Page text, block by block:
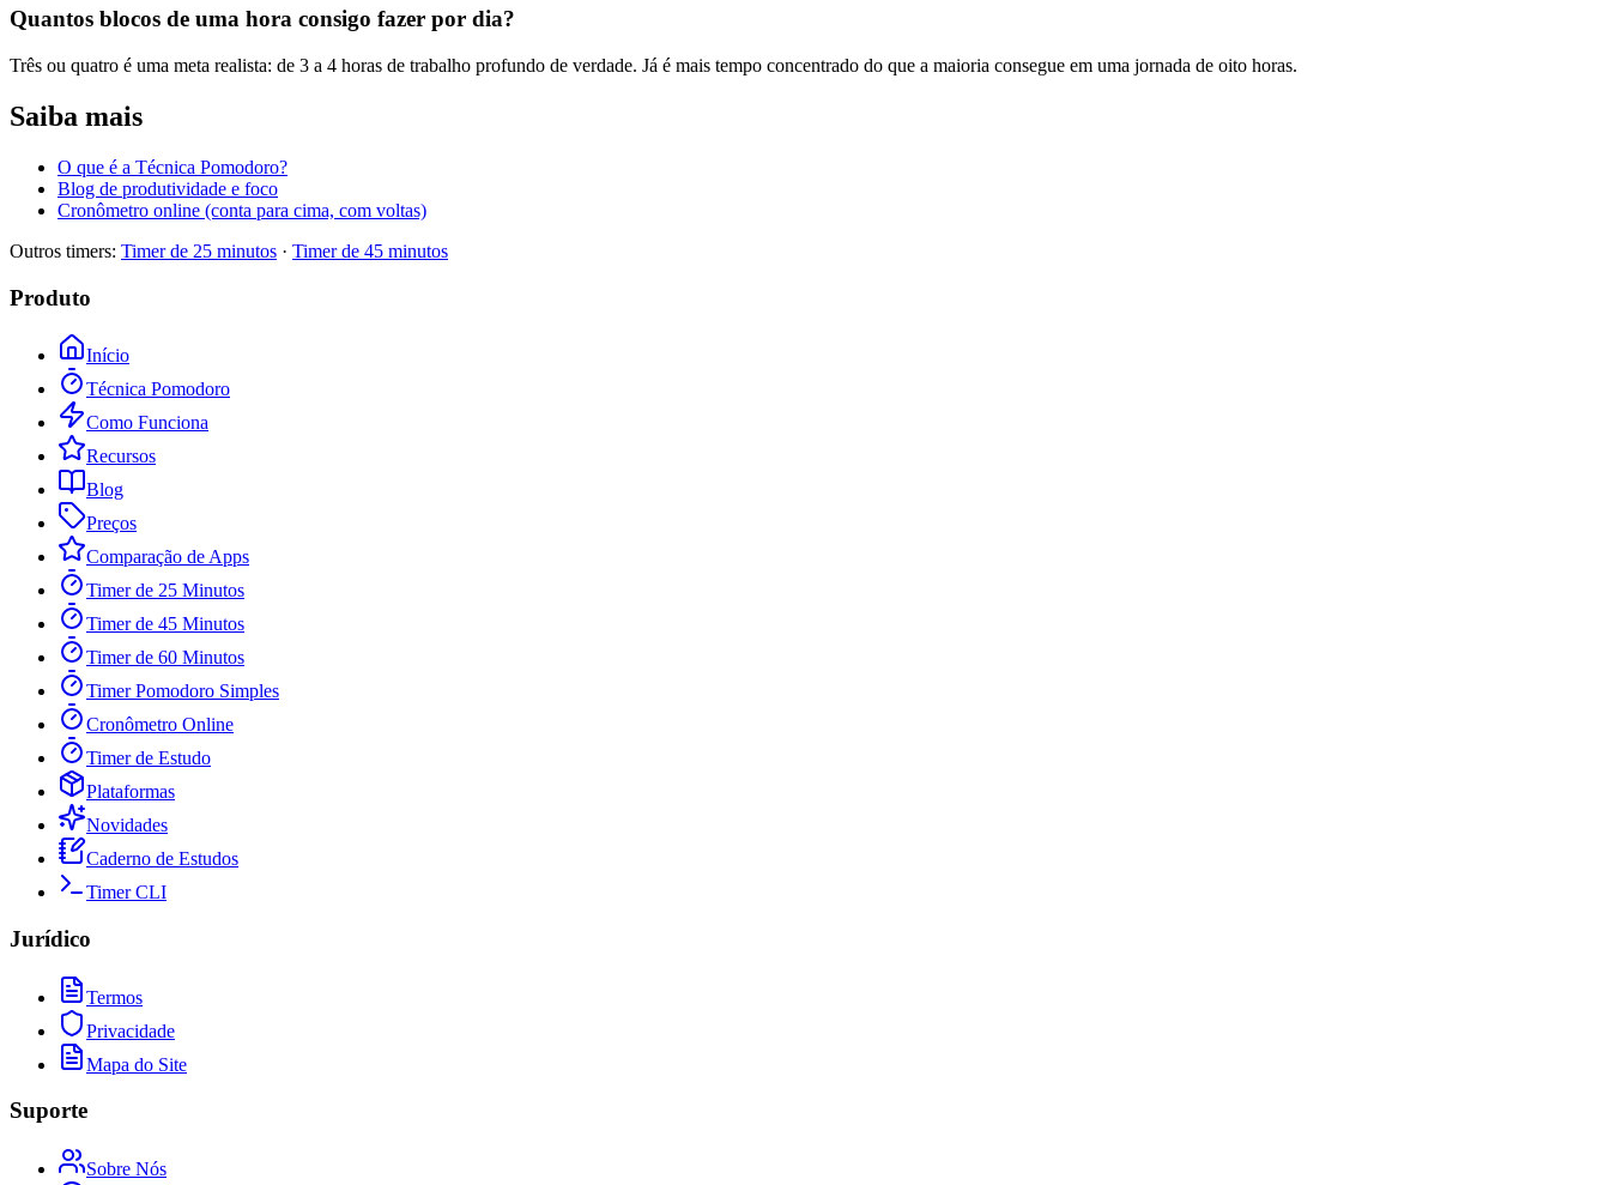
Quantos blocos de uma hora consigo fazer por dia?
Três ou quatro é uma meta realista: de 3 a 4 horas de trabalho profundo de verdade. Já é mais tempo concentrado do que a maioria consegue em uma jornada de oito horas.
Saiba mais
O que é a Técnica Pomodoro?
Blog de produtividade e foco
Cronômetro online (conta para cima, com voltas)
Outros timers: Timer de 25 minutos · Timer de 45 minutos
Produto
Início
Técnica Pomodoro
Como Funciona
Recursos
Blog
Preços
Comparação de Apps
Timer de 25 Minutos
Timer de 45 Minutos
Timer de 60 Minutos
Timer Pomodoro Simples
Cronômetro Online
Timer de Estudo
Plataformas
Novidades
Caderno de Estudos
Timer CLI
Jurídico
Termos
Privacidade
Mapa do Site
Suporte
Sobre Nós